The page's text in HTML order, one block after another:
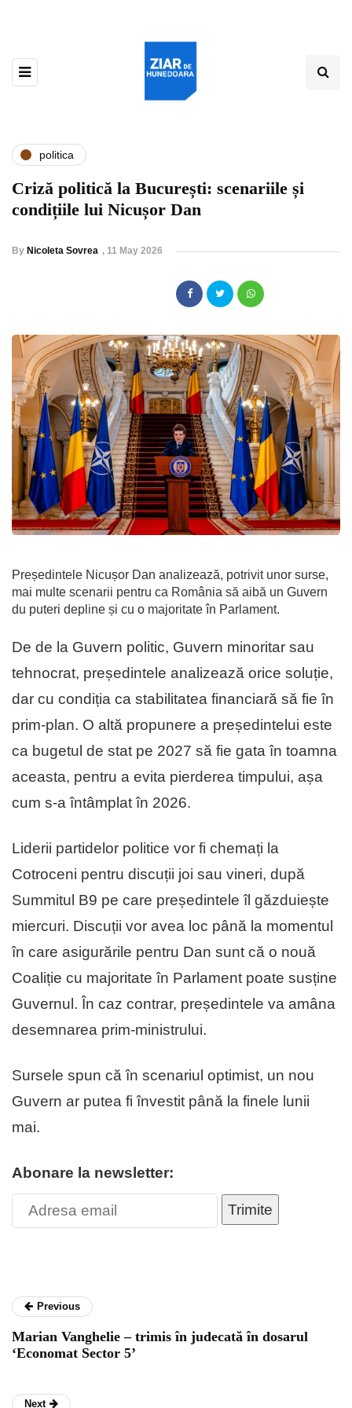
politica
Criză politică la București: scenariile și
condițiile lui Nicușor Dan
By Nicoleta Sovrea , 11 May 2026
Președintele Nicușor Dan analizează, potrivit unor surse,
mai multe scenarii pentru ca România să aibă un Guvern
du puteri depline și cu o majoritate în Parlament.
De de la Guvern politic, Guvern minoritar sau
tehnocrat, președintele analizează orice soluție,
dar cu condiția ca stabilitatea financiară să fie în
prim-plan. O altă propunere a președintelui este
ca bugetul de stat pe 2027 să fie gata în toamna
aceasta, pentru a evita pierderea timpului, așa
cum s-a întâmplat în 2026.
Liderii partidelor politice vor fi chemați la
Cotroceni pentru discuții joi sau vineri, după
Summitul B9 pe care președintele îl găzduiește
miercuri. Discuții vor avea loc până la momentul
în care asigurările pentru Dan sunt că o nouă
Coaliție cu majoritate în Parlament poate susține
Guvernul. În caz contrar, președintele va amâna
desemnarea prim-ministrului.
Sursele spun că în scenariul optimist, un nou
Guvern ar putea fi învestit până la finele lunii
mai.
Abonare la newsletter:
Trimite
Previous
Marian Vanghelie – trimis în judecată în dosarul
‘Economat Sector 5’
Next